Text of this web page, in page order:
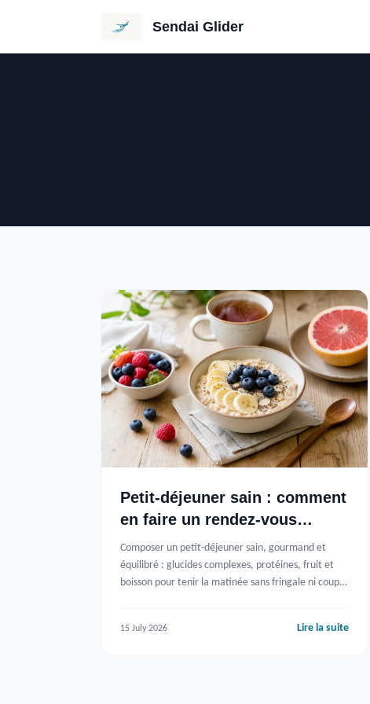
Sendai Glider
Petit-déjeuner sain : comment
en faire un rendez-vous
gourmand et équilibré
Composer un petit-déjeuner sain, gourmand et
équilibré : glucides complexes, protéines, fruit et
boisson pour tenir la matinée sans fringale ni coup
15 July 2026 Lire la suite